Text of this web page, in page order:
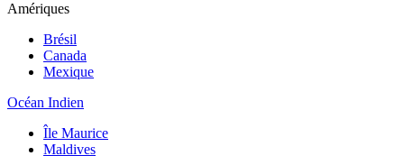
Amériques
Brésil
Canada
Mexique
Océan Indien
Île Maurice
Maldives